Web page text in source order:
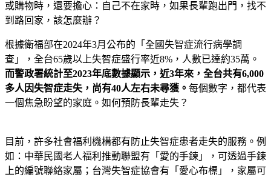
或購物時，還要擔心：自己不在家時，如果長輩跑出門，找不
到路回家，該怎麼辦？
根據衛福部在2024年3月公布的「全國失智症流行病學調
查」，全台65歲以上失智症盛行率近8%，人數已達約35萬。
而警政署統計至2023年底數據顯示，近3年來，全台共有6,000
多人因失智症走失，尚有40人左右未尋獲。 每個數字，都代表
一個焦急盼望的家庭。如何預防長輩走失？
目前，許多社會福利機構都有防止失智症患者走失的服務。例
如：中華民國老人福利推動聯盟有「愛的手鍊」，可透過手鍊
上的編號聯絡家屬；台灣失智症協會有「愛心布標」，家屬可